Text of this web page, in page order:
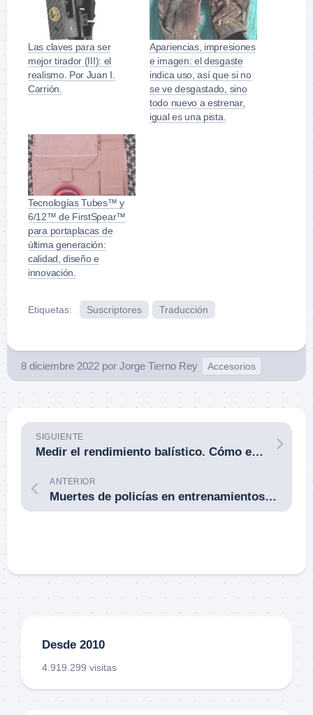
Las claves para ser
mejor tirador (III): el
realismo. Por Juan I.
Carrión.
Apariencias, impresiones
e imagen: el desgaste
indica uso, así que si no
se ve desgastado, sino
todo nuevo a estrenar,
igual es una pista.
Tecnologías Tubes™ y
6/12™ de FirstSpear™
para portaplacas de
última generación:
calidad, diseño e
innovación.
Etiquetas: Suscriptores Traducción
8 diciembre 2022 por Jorge Tierno Rey Accesorios
SIGUIENTE
Medir el rendimiento balístico. Cómo evaluar la máxima protección balística. Por Team Wendy.
ANTERIOR
Muertes de policías en entrenamientos. Por Greg Ellifritz.
Desde 2010
4.919.299 visitas